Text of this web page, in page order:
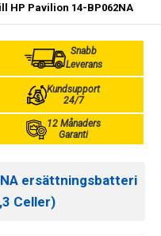
HP Pavilion 14-BP062NA
Snabb
Leverans
Kundsupport
24/7
12 Månaders
Garanti
ersättningsbatteri
Celler)